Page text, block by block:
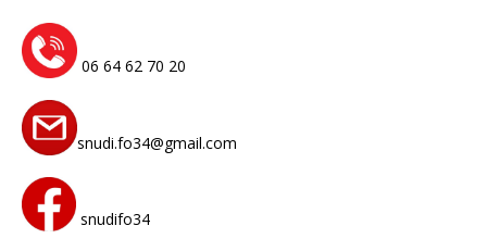
06 64 62 70 20
snudi.fo34@gmail.com
snudifo34